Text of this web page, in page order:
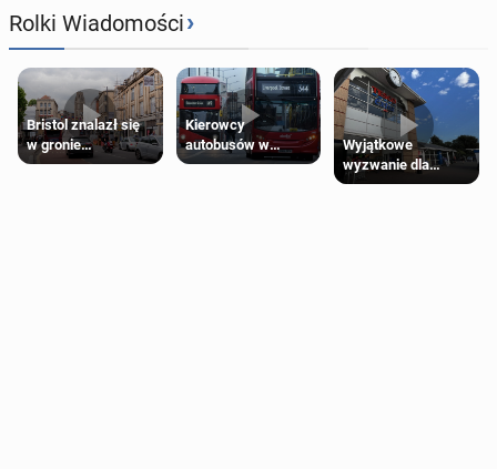
Rolki Wiadomości›
Bristol znalazł się
w gronie
najlepszych
Kierowcy
autobusów w
Londynie
Wyjątkowe
wyzwanie dla
posiadaczy kart